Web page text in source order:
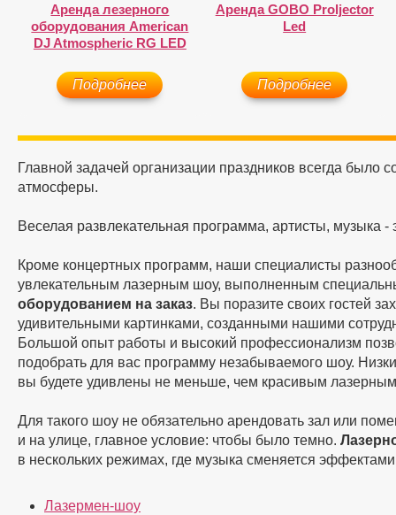
Аренда лезерного
оборудования American
DJ Atmospheric RG LED
Подробнее
Аренда GOBO Proljector
Led
Подробнее
Главной задачей организации праздников всегда было
атмосферы.
Веселая развлекательная программа, артисты, музыка -
Кроме концертных программ, наши специалисты
увлекательным лазерным шоу, выполненным
оборудованием на заказ. Вы поразите своих гостей
удивительными картинками, созданными нашими
Большой опыт работы и высокий профессионализм
подобрать для вас программу незабываемого шоу.
вы будете удивлены не меньше, чем красивым
Для такого шоу не обязательно арендовать зал или
и на улице, главное условие: чтобы было темно.
в нескольких режимах, где музыка сменяется
Лазермен-шоу